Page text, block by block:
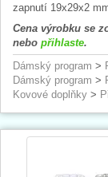
zapnutí 19x29x2
Cena výrobku se
nebo přihlaste.
Dámský program >
Dámský program >
Kovové doplňky >